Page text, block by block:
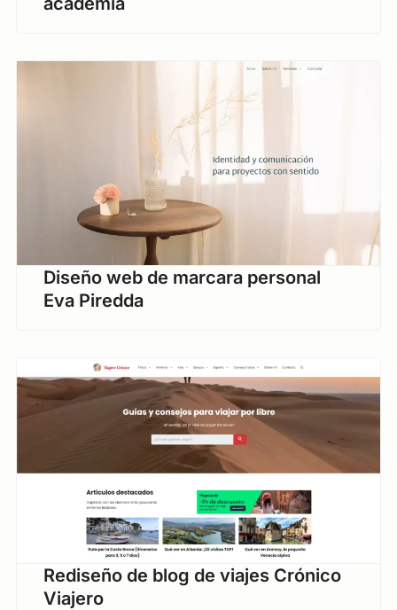
Diseño web de marcara personal
Eva Piredda
Rediseño de blog de viajes Crónico
Viajero